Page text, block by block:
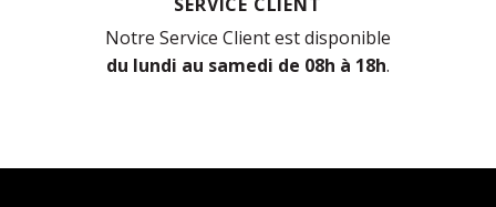
Notre Service Client est disponible
du lundi au samedi de 08h à 18h.